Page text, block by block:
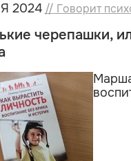
2024 // Говорит
черепашки,